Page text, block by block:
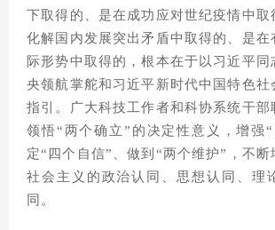
下取得的、是在成功应对世纪疫情中取
化解国内发展突出矛盾中取得的、是在
际形势中取得的，根本在于以习近平同
央领航掌舵和习近平新时代中国特色社
指引。广大科技工作者和科协系统干部
领悟“两个确立”的决定性意义，增强
定“四个自信”、做到“两个维护”，不
社会主义的政治认同、思想认同、理
同。